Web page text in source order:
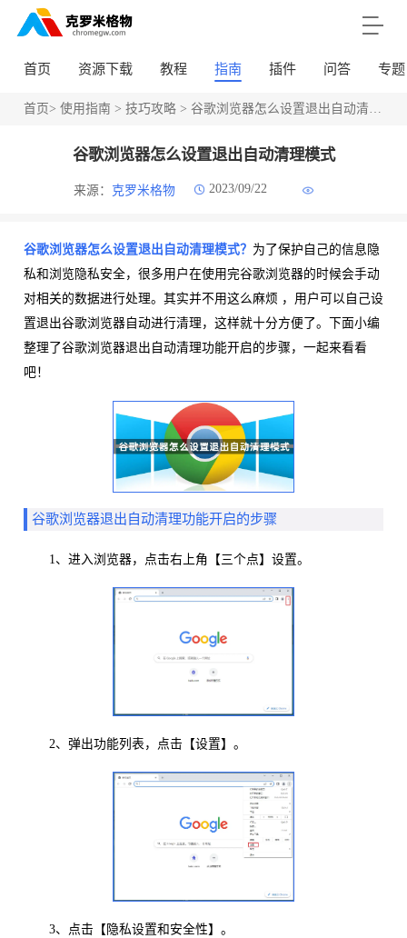
首页 资源下载 教程 指南 插件 问答 专题
首页> 使用指南 > 技巧攻略> 谷歌浏览器怎么设置退出自动清理模式
谷歌浏览器怎么设置退出自动清理模式
来源： 克罗米格物 2023/09/22
谷歌浏览器怎么设置退出自动清理模式？ 为了保护自己的信息隐
私和浏览隐私安全，很多用户在使用完谷歌浏览器的时候会手动
对相关的数据进行处理。其实并不用这么麻烦 ，用户可以自己设
置退出谷歌浏览器自动进行清理，这样就十分方便了。下面小编
整理了谷歌浏览器退出自动清理功能开启的步骤，一起来看看
吧！
谷歌浏览器退出自动清理功能开启的步骤
1、进入浏览器，点击右上角【三个点】设置。
2、弹出功能列表，点击【设置】。
3、点击【隐私设置和安全性】。